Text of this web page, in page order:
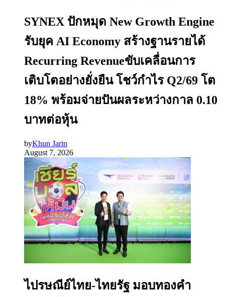
SYNEX ปักหมุด New Growth Engine
รับยุค AI Economy สร้างฐานรายได้
Recurring Revenueขับเคลื่อนการ
เติบโตอย่างยั่งยืน โชว์กำไร Q2/69 โต
18% พร้อมจ่ายปันผลระหว่างกาล 0.10
บาทต่อหุ้น
byKhun Jarin
August 7, 2026
ไปรษณีย์ไทย-ไทยรัฐ มอบทองคำ